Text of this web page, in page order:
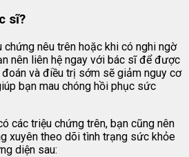
sĩ?
chứng nêu trên hoặc khi có nghi ngờ
nên liên hệ ngay với bác sĩ để được
và điều trị sớm sẽ giảm nguy cơ
bạn mau chóng hồi phục sức
các triệu chứng trên, bạn cũng nên
xuyên theo dõi tình trạng sức khỏe
diện sau: